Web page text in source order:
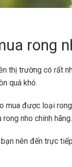
rong
thị trường có rất
quá khó.
mua được loại
nho chính hãng.
bạn nên đến trực